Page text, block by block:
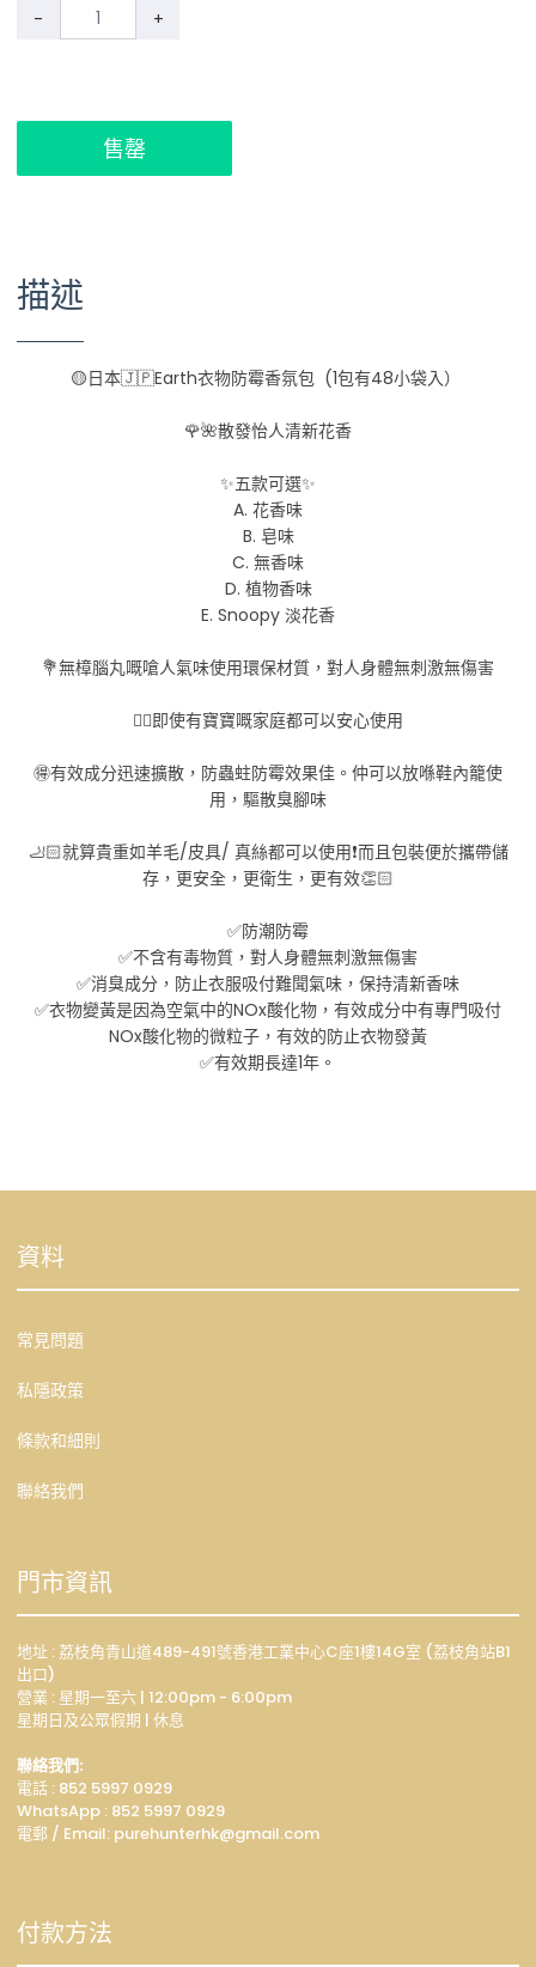
- +
售罄
描述
🟡日本🇯🇵Earth衣物防霉香氛包 (1包有48小袋入）
🌹🌺散發怡人清新花香
✨五款可選✨
A. 花香味
B. 皂味
C. 無香味
D. 植物香味
E. Snoopy 淡花香
💐無樟腦丸嘅嗆人氣味使用環保材質，對人身體無刺激無傷害
👍🏻即使有寶寶嘅家庭都可以安心使用
🉐有效成分迅速擴散，防蟲蛀防霉效果佳。仲可以放喺鞋內籠使
用，驅散臭腳味
🦶🏻就算貴重如羊毛/皮具/ 真絲都可以使用❗而且包裝便於攜帶儲
存，更安全，更衛生，更有效👏🏻
✅防潮防霉
✅不含有毒物質，對人身體無刺激無傷害
✅消臭成分，防止衣服吸付難聞氣味，保持清新香味
✅衣物變黃是因為空氣中的NOx酸化物，有效成分中有專門吸付
NOx酸化物的微粒子，有效的防止衣物發黃
✅有效期長達1年。
資料
常見問題
私隱政策
條款和細則
聯絡我們
門市資訊
地址 : 荔枝角青山道489-491號香港工業中心C座1樓14G室 (荔枝角站B1
出口)
營業 : 星期一至六 | 12:00pm - 6:00pm
星期日及公眾假期 | 休息
聯絡我們:
電話 : 852 5997 0929
WhatsApp : 852 5997 0929
電郵 / Email: purehunterhk@gmail.com
付款方法